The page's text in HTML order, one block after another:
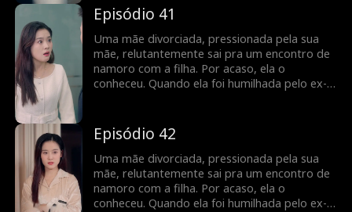
identidade como CEO e a ajudou de todas as
maneiras possíveis, enfrentando obstáculos
no caminho para a felicidade, ela descobre
que ele é o homem com quem ela teve um
caso de uma noite anos atrás, e é o pai
biológico de sua filha...
Episódio 41
Uma mãe divorciada, pressionada pela sua
mãe, relutantemente sai pra um encontro de
namoro com a filha. Por acaso, ela o
conheceu. Quando ela foi humilhada pelo ex-
identidade como CEO e a ajudou de todas as
maneiras possíveis, enfrentando obstáculos
no caminho para a felicidade, ela descobre
que ele é o homem com quem ela teve um
caso de uma noite anos atrás, e é o pai
biológico de sua filha...
Episódio 42
Uma mãe divorciada, pressionada pela sua
mãe, relutantemente sai pra um encontro de
namoro com a filha. Por acaso, ela o
conheceu. Quando ela foi humilhada pelo ex-